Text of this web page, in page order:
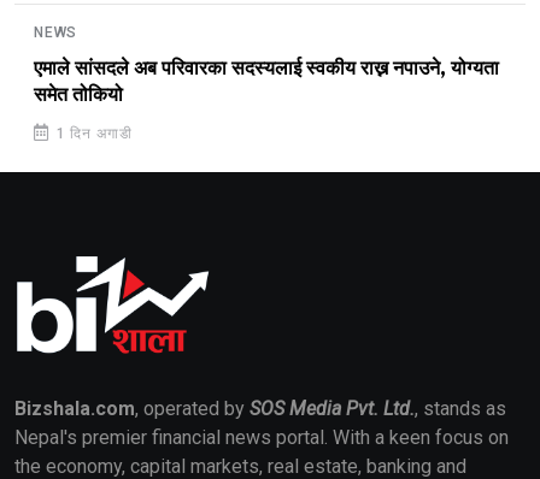
NEWS
एमाले सांसदले अब परिवारका सदस्यलाई स्वकीय राख्न नपाउने, योग्यता
समेत तोकियो
1 दिन अगाडी
Bizshala.com, operated by SOS Media Pvt. Ltd., stands as
Nepal's premier financial news portal. With a keen focus on
the economy, capital markets, real estate, banking and